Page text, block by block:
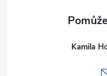
Kamila